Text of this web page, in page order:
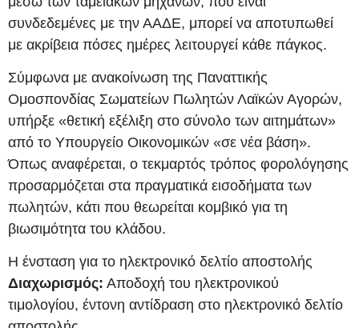
συνδεδεμένες με την ΑΑΔΕ, μπορεί να αποτυπωθεί
με ακρίβεια πόσες ημέρες λειτουργεί κάθε πάγκος.
Σύμφωνα με ανακοίνωση της Παναττικής
Ομοσπονδίας Σωματείων Πωλητών Λαϊκών Αγορών,
υπήρξε «θετική εξέλιξη στο σύνολο των αιτημάτων»
από το Υπουργείο Οικονομικών «σε νέα βάση».
Όπως αναφέρεται, ο τεκμαρτός τρόπος φορολόγησης
προσαρμόζεται στα πραγματικά εισοδήματα των
πωλητών, κάτι που θεωρείται κομβικό για τη
βιωσιμότητα του κλάδου.
Η ένσταση για το ηλεκτρονικό δελτίο αποστολής
Διαχωρισμός: Αποδοχή του ηλεκτρονικού
τιμολογίου, έντονη αντίδραση στο ηλεκτρονικό δελτίο